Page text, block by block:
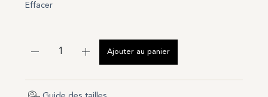
Effacer
Ajouter au panier